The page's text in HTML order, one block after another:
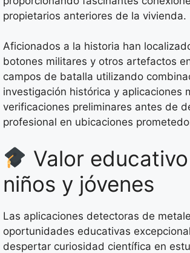
propietarios anteriores de la vivienda.
Aficionados a la historia han
botones militares y otros artefactos
campos de batalla utilizando
investigación histórica y aplicaciones
verificaciones preliminares antes de
profesional en ubicaciones
Valor
niños y jóvenes
Las aplicaciones detectoras de
oportunidades educativas
despertar curiosidad científica en